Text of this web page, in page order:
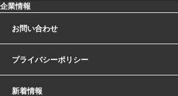
企業情報
お問い合わせ
プライバシーポリシー
新着情報